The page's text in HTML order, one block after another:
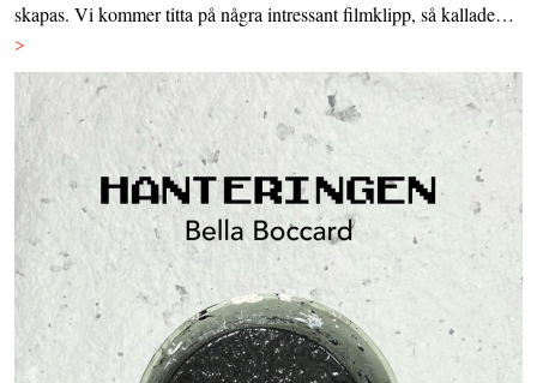
skapas. Vi kommer titta på några intressant filmklipp, så kallade…
>